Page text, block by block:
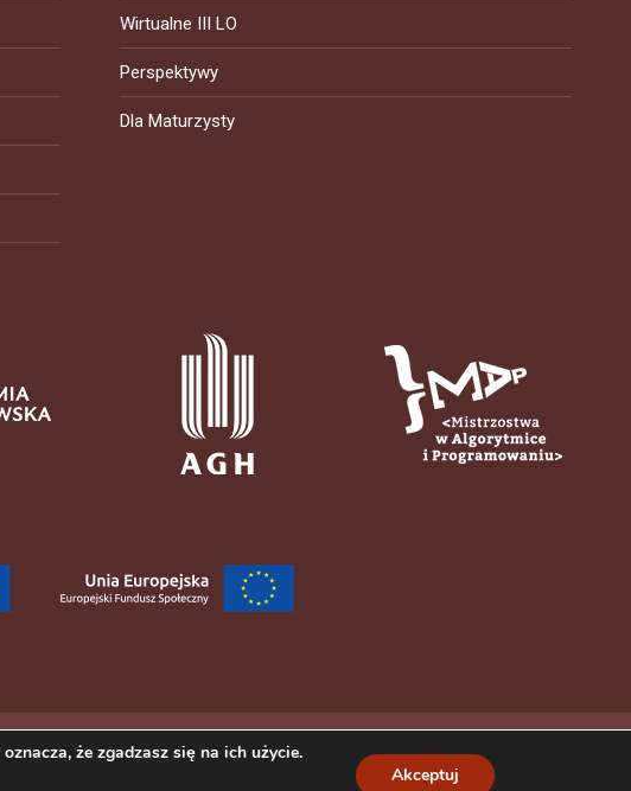
Wirtualne III LO
Perspektywy
Dla Maturzysty
że zgadzasz się na ich użycie.
Akceptuj